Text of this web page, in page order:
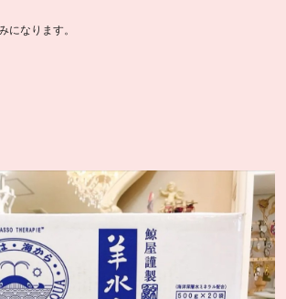
になります。